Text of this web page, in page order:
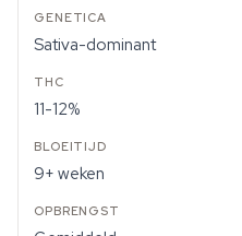
Sativa-dominant
11-12%
9+ weken